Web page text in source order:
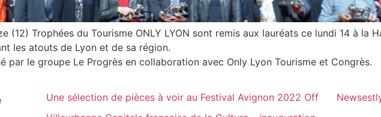
(12) Trophées du Tourisme ONLY LYON sont remis aux lauréats ce lundi 14 à la
les atouts de Lyon et de sa région.
par le groupe Le Progrès en collaboration avec Only Lyon Tourisme et Congrès.
Une sélection de pièces à voir au Festival Avignon 2022 Off